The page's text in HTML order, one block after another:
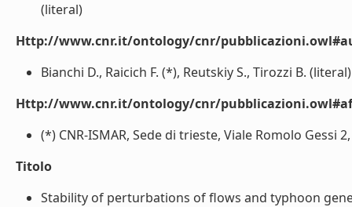
(literal)
Http://www.cnr.it/ontology/cnr/
Bianchi D., Raicich F. (*), Reutskiy S., Tirozzi B. (literal)
Http://www.cnr.it/ontology/cnr/
(*) CNR-ISMAR, Sede di trieste, Viale Romolo Gessi
Titolo
Stability of perturbations of flows and typhoon